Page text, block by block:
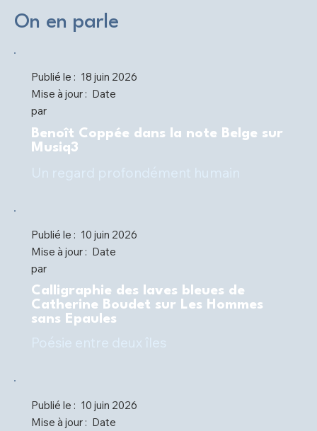
On en parle
Publié le : 18 juin 2026
Mise à jour : Date
par
Benoît Coppée dans la note Belge sur
Musiq3
Publié le : 10 juin 2026
Mise à jour : Date
par
Calligraphie des laves bleues de
Catherine Boudet sur Les Hommes
sans Epaules
Publié le : 10 juin 2026
Mise à jour : Date